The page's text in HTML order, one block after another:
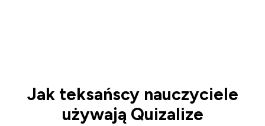
Jak teksańscy nauczyciele
używają Quizalize